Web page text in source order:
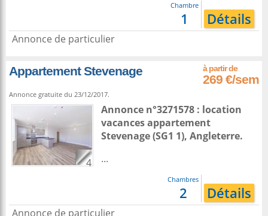
Chambre
1 Détails
Annonce de particulier
Appartement Stevenage
269 €/sem
Annonce gratuite du 23/12/2017.
4
Annonce n°3271578 : location
vacances appartement
Stevenage(SG1 1), Angleterre.
...
Chambres
2 Détails
Annonce de particulier